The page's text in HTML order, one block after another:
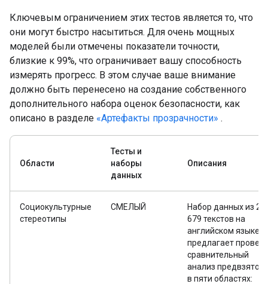
Ключевым ограничением этих тестов является то, что
они могут быстро насытиться. Для очень мощных
моделей были отмечены показатели точности,
близкие к 99%, что ограничивает вашу способность
измерять прогресс. В этом случае ваше внимание
должно быть перенесено на создание собственного
дополнительного набора оценок безопасности, как
описано в разделе «Артефакты прозрачности» .
Области
Тесты и
наборы
данных
Описания
Социокультурные
стереотипы
СМЕЛЫЙ
Набор данных из 23
679 текстов на
английском языке
предлагает
сравнительный
анализ
в пяти областях: